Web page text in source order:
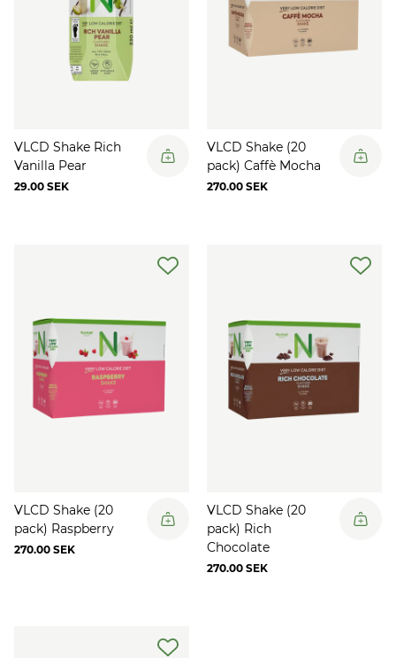
VLCD Shake Rich
Vanilla Pear
29.00 SEK
VLCD Shake (20
pack) Caffè Mocha
270.00 SEK
VLCD Shake (20
pack) Raspberry
270.00 SEK
VLCD Shake (20
pack) Rich
Chocolate
270.00 SEK